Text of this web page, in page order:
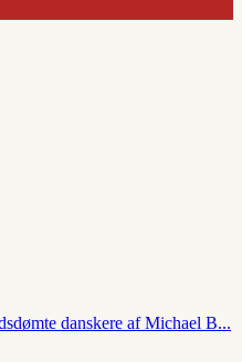
danskere af Michael B...